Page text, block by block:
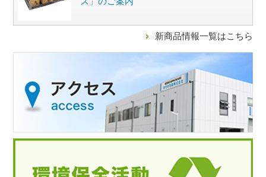
新商品情報一覧はこちら